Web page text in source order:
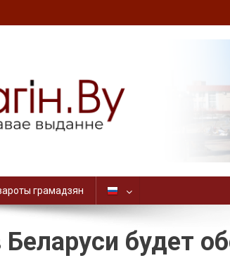
грамадзян
будет